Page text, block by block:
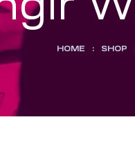
HOME : SHOP